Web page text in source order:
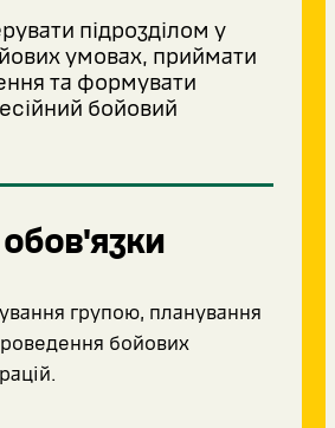
підрозділом у
умовах, приймати
та формувати
бойовий
групою, планування
бойових